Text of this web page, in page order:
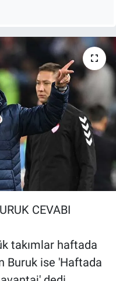
CEVABI
takımlar haftada
Buruk ise 'Haftada